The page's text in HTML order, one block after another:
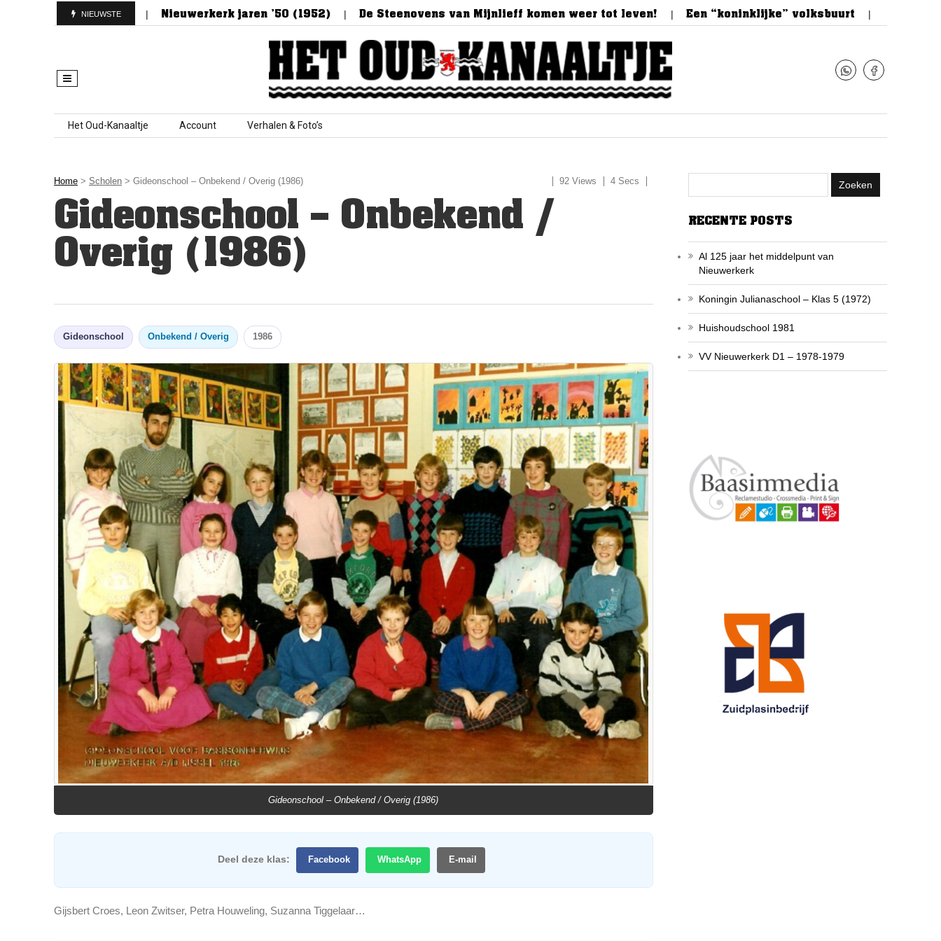
NIEUWSTE
van Nieuwerkerk Nieuwerkerk jaren ’50 (1952) De Steenovens van Mijnlieff komen weer tot leven! Een “koninklijke” volksbuurt Feestelijke
Skip to content
Het Oud-Kanaaltje Account Verhalen & Foto’s
Home > Scholen > Gideonschool – Onbekend / Overig (1986) 92 Views 4 Secs
Gideonschool – Onbekend /
Overig (1986)
Gideonschool Onbekend / Overig 1986
Gideonschool – Onbekend / Overig (1986)
Deel deze klas: Facebook WhatsApp E-mail
Gijsbert Croes, Leon Zwitser, Petra Houweling, Suzanna Tiggelaar…
RECENTE POSTS
Al 125 jaar het middelpunt van
Nieuwerkerk
Koningin Julianaschool – Klas 5 (1972)
Huishoudschool 1981
VV Nieuwerkerk D1 – 1978-1979